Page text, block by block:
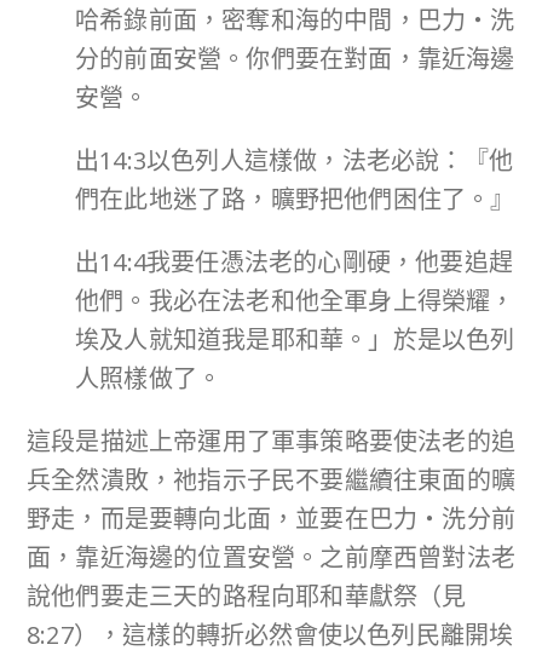
哈希錄前面，密奪和海的中間，巴力‧洗
分的前面安營。你們要在對面，靠近海邊
安營。
出14:3以色列人這樣做，法老必說：『他
們在此地迷了路，曠野把他們困住了。』
出14:4我要任憑法老的心剛硬，他要追趕
他們。我必在法老和他全軍身上得榮耀，
埃及人就知道我是耶和華。」於是以色列
人照樣做了。
這段是描述上帝運用了軍事策略要使法老的追
兵全然潰敗，祂指示子民不要繼續往東面的曠
野走，而是要轉向北面，並要在巴力‧洗分前
面，靠近海邊的位置安營。之前摩西曾對法老
說他們要走三天的路程向耶和華獻祭（見
8:27），這樣的轉折必然會使以色列民離開埃